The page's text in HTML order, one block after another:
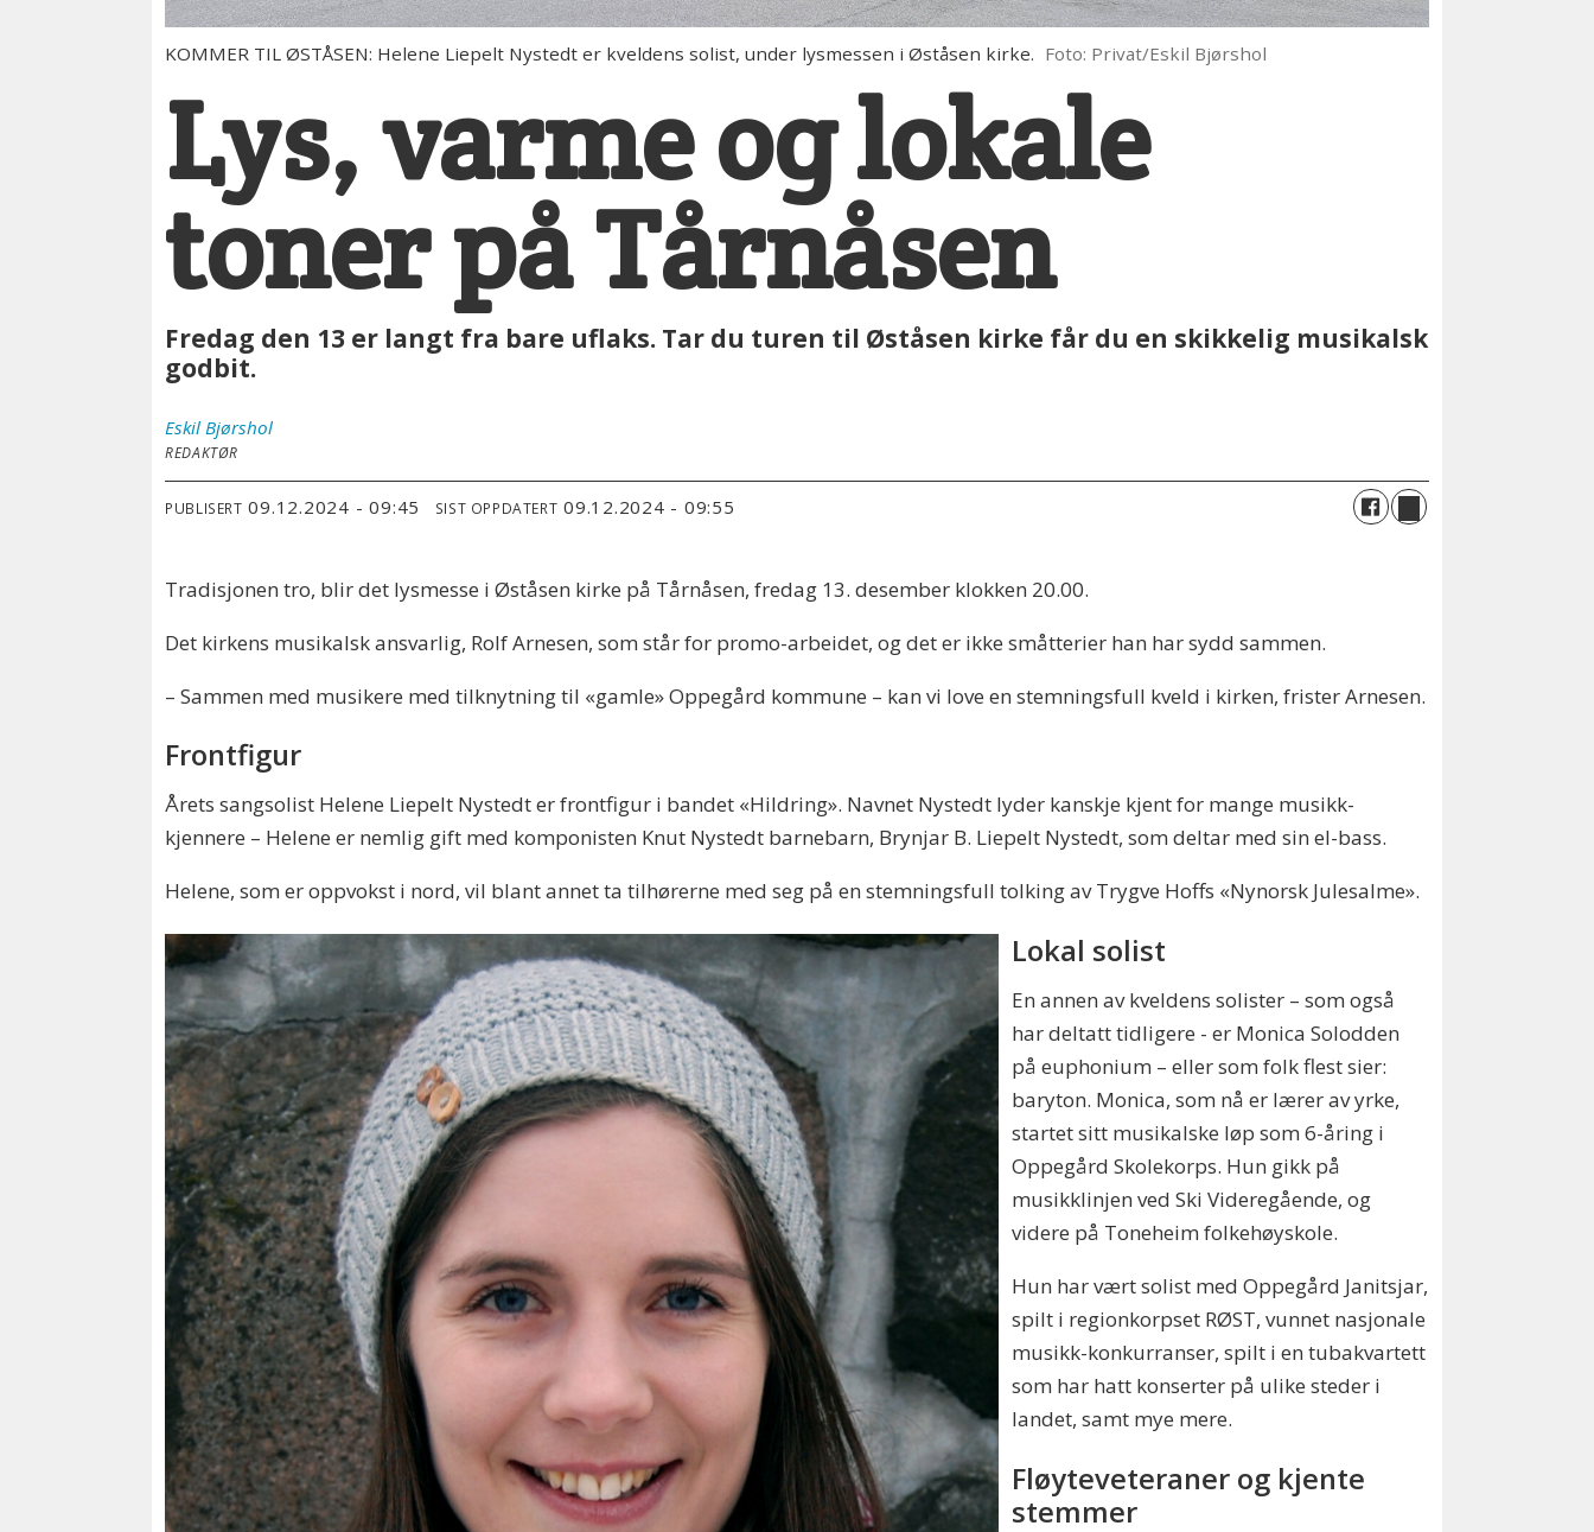
KOMMER TIL ØSTÅSEN: Helene Liepelt Nystedt er kveldens solist, under lysmessen i Øståsen kirke. Foto: Privat/Eskil Bjørshol
Lys, varme og lokale
toner på Tårnåsen
Fredag den 13 er langt fra bare uflaks. Tar du turen til Øståsen kirke får du en skikkelig musikalsk
godbit.
Eskil Bjørshol
REDAKTØR
PUBLISERT 09.12.2024 - 09:45 SIST OPPDATERT 09.12.2024 - 09:55
Tradisjonen tro, blir det lysmesse i Øståsen kirke på Tårnåsen, fredag 13. desember klokken 20.00.
Det kirkens musikalsk ansvarlig, Rolf Arnesen, som står for promo-arbeidet, og det er ikke småtterier han har sydd sammen.
– Sammen med musikere med tilknytning til «gamle» Oppegård kommune – kan vi love en stemningsfull kveld i kirken, frister Arnesen.
Frontfigur
Årets sangsolist Helene Liepelt Nystedt er frontfigur i bandet «Hildring». Navnet Nystedt lyder kanskje kjent for mange musikk-
kjennere – Helene er nemlig gift med komponisten Knut Nystedt barnebarn, Brynjar B. Liepelt Nystedt, som deltar med sin el-bass.
Helene, som er oppvokst i nord, vil blant annet ta tilhørerne med seg på en stemningsfull tolking av Trygve Hoffs «Nynorsk Julesalme».
Lokal solist
En annen av kveldens solister – som også
har deltatt tidligere - er Monica Solodden
på euphonium – eller som folk flest sier:
baryton. Monica, som nå er lærer av yrke,
startet sitt musikalske løp som 6-åring i
Oppegård Skolekorps. Hun gikk på
musikklinjen ved Ski Videregående, og
videre på Toneheim folkehøyskole.
Hun har vært solist med Oppegård Janitsjar,
spilt i regionkorpset RØST, vunnet nasjonale
musikk-konkurranser, spilt i en tubakvartett
som har hatt konserter på ulike steder i
landet, samt mye mere.
Fløyteveteraner og kjente
stemmer